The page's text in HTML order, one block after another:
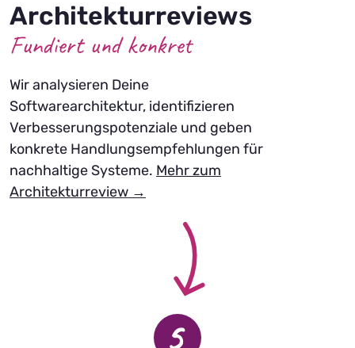
Architekturreviews
Fundiert und konkret
Wir analysieren Deine
Softwarearchitektur, identifizieren
Verbesserungspotenziale und geben
konkrete Handlungsempfehlungen für
nachhaltige Systeme. Mehr zum
Architekturreview →
5